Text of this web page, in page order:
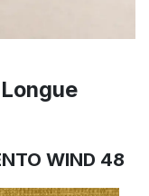
WIND 48